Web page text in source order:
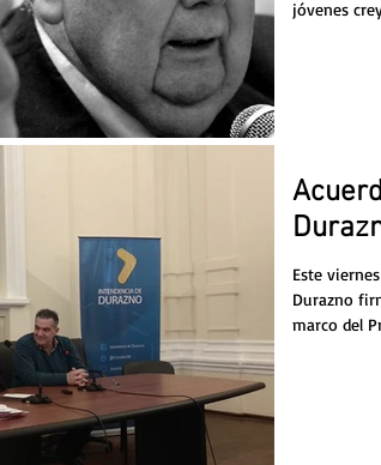
jóvenes
Este
Durazno
marco del